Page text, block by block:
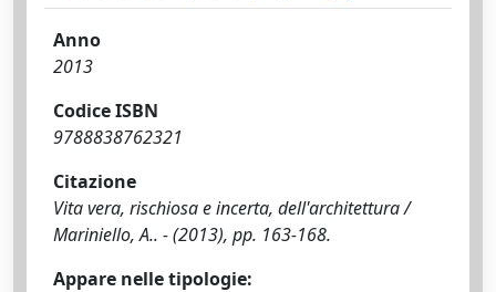
Anno
2013
Codice ISBN
9788838762321
Citazione
Vita vera, rischiosa e incerta, dell'architettura /
Mariniello, A.. - (2013), pp. 163-168.
Appare nelle tipologie: